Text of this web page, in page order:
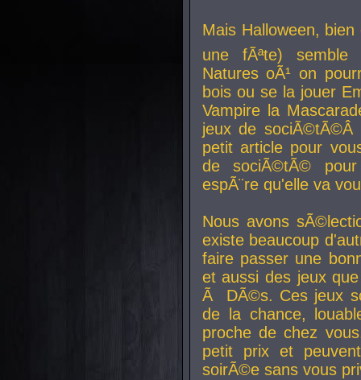
Mais Halloween, bien
une fÃªte) semble
Natures oÃ¹ on
bois ou se la jouer
Vampire la
jeux de
petit article pour
de sociÃ©tÃ©
espÃ¨re qu'elle va
Nous avons
existe beaucoup
faire passer une
et aussi des jeux
Ã DÃ©s. Ces jeux
de la chance,
proche de chez
petit prix et
soirÃ©e sans vous